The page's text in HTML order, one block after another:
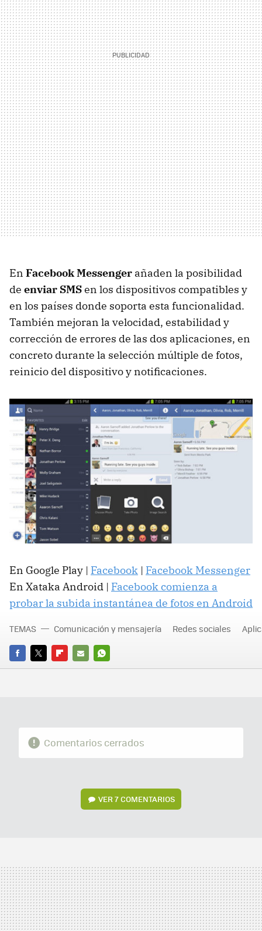
En Facebook Messenger añaden la posibilidad
de enviar SMSen los dispositivos compatibles y
en los países donde soporta esta funcionalidad.
También mejoran la velocidad, estabilidad y
corrección de errores de las dos aplicaciones, en
concreto durante la selección múltiple de fotos,
reinicio del dispositivo y notificaciones.
En Google Play | Facebook | Facebook Messenger
En Xataka Android | Facebook comienza a
probar la subida instantánea de fotos en Android
FACEBOOK
TWITTERFLIPBOARD
E-
WHATSAPP
TEMAS Comunicación y mensajería Redes sociales
Comentarios cerrados
VER7 COMENTARIOS